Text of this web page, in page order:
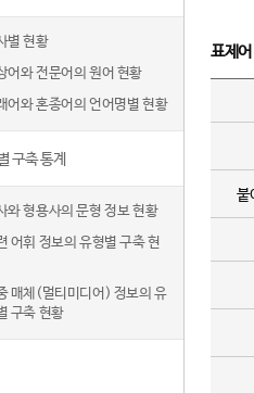
별 현황
어와 전문어의 원어 현황
어와 혼종어의 언어명별 현황
구축 통계
와 형용사의 문형 정보 현황
어휘 정보의 유형별 구축 현
매체(멀티미디어) 정보의 유
구축 현황
표제
붙